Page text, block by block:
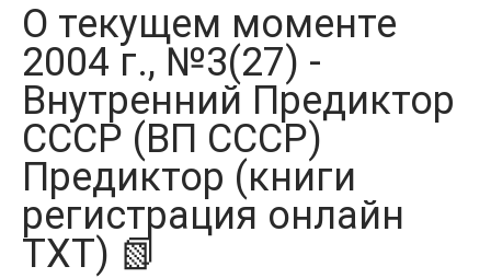
О текущем моменте
2004 г., №3(27) -
Внутренний Предиктор
СССР (ВП СССР)
Предиктор (книги
регистрация онлайн
TXT) 📗